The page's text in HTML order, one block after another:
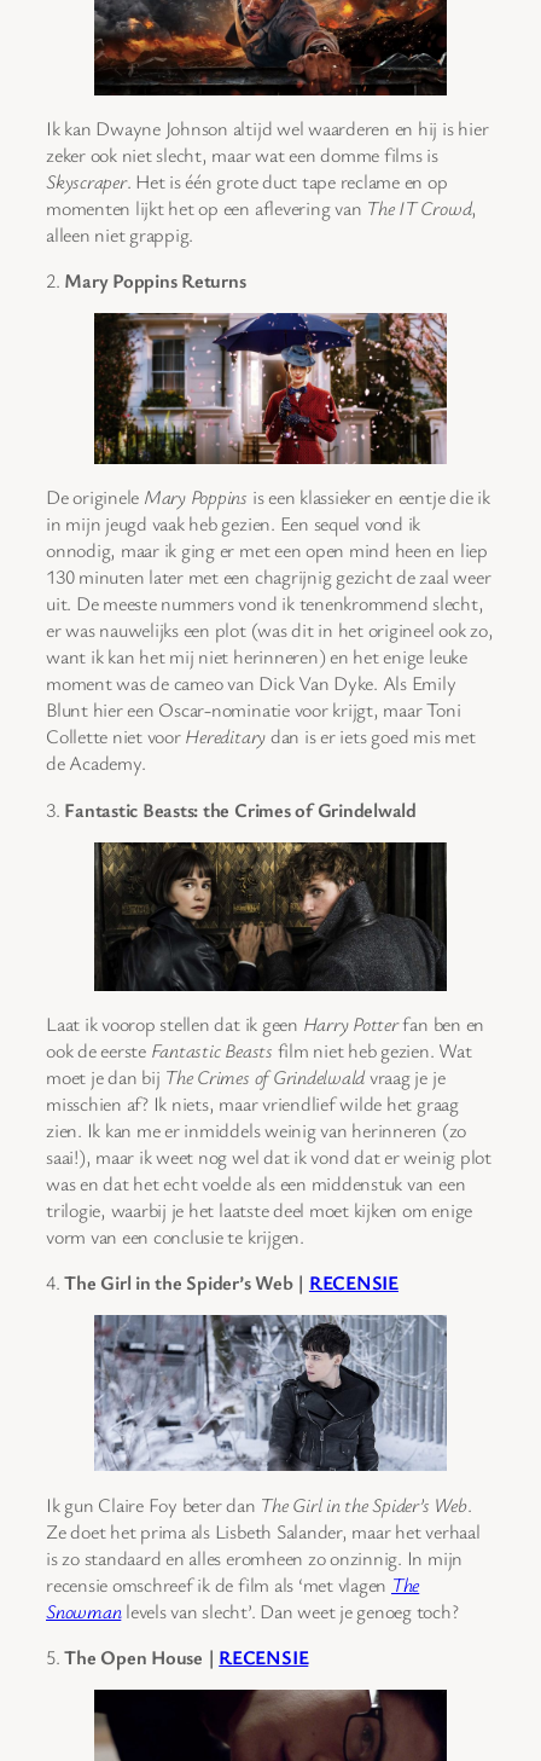
Ik kan Dwayne Johnson altijd wel waarderen en hij is hier
zeker ook niet slecht, maar wat een domme films is
Skyscraper. Het is één grote duct tape reclame en op
momenten lijkt het op een aflevering van The IT Crowd,
alleen niet grappig.
2. Mary Poppins Returns
De originele Mary Poppins is een klassieker en eentje die ik
in mijn jeugd vaak heb gezien. Een sequel vond ik
onnodig, maar ik ging er met een open mind heen en liep
130 minuten later met een chagrijnig gezicht de zaal weer
uit. De meeste nummers vond ik tenenkrommend slecht,
er was nauwelijks een plot (was dit in het origineel ook zo,
want ik kan het mij niet herinneren) en het enige leuke
moment was de cameo van Dick Van Dyke. Als Emily
Blunt hier een Oscar-nominatie voor krijgt, maar Toni
Collette niet voorHereditarydan is er iets goed mis met
de Academy.
3. Fantastic Beasts: the Crimes of Grindelwald
Laat ik voorop stellen dat ik geen Harry Potterfan ben en
ook de eerste Fantastic Beasts film niet heb gezien. Wat
moet je dan bij The Crimes of Grindelwaldvraag je je
misschien af? Ik niets, maar vriendlief wilde het graag
zien. Ik kan me er inmiddels weinig van herinneren (zo
saai!), maar ik weet nog wel dat ik vond dat er weinig plot
was en dat het echt voelde als een middenstuk van een
trilogie, waarbij je het laatste deel moet kijken om enige
vorm van een conclusie te krijgen.
4.The Girl in the Spider’s Web | RECENSIE
Ik gun Claire Foy beter dan The Girl in the Spider’s Web.
Ze doet het prima als Lisbeth Salander, maar het verhaal
is zo standaard en alles eromheen zo onzinnig. In mijn
recensie omschreef ik de film als ‘met vlagen The
Snowmanlevels van slecht’. Dan weet je genoeg toch?
5.The Open House | RECENSIE